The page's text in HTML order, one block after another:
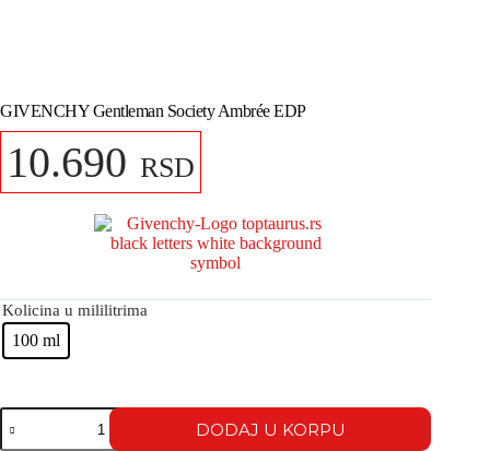
GIVENCHY Gentleman Society Ambrée EDP
10.690 RSD
Kolicina u mililitrima
100 ml
DODAJ U KORPU